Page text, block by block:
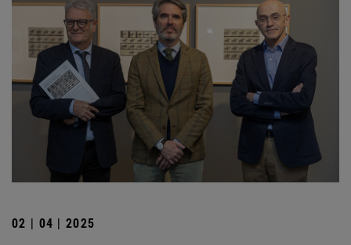
02 | 04 | 2025